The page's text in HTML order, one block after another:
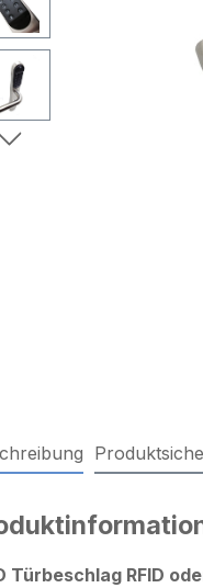
Türbeschlag RFID